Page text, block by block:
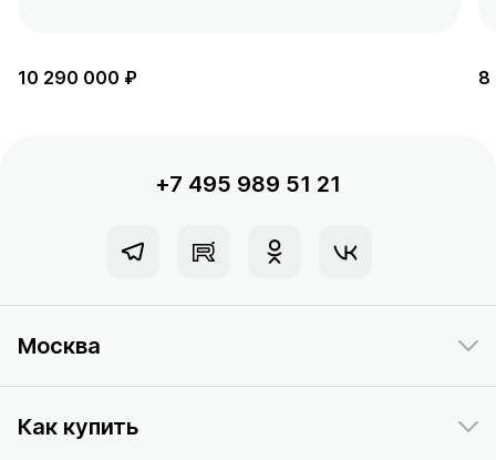
10 290 000 ₽ 8
+7 495 989 51 21
Москва
Как купить